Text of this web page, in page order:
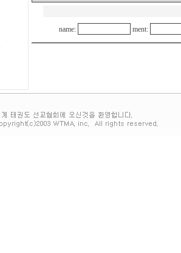
name: ment: